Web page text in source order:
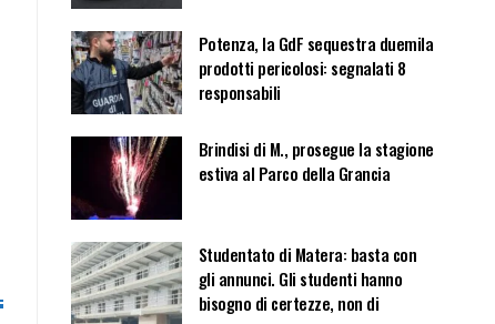
Potenza, la GdF sequestra duemila
prodotti pericolosi: segnalati 8
responsabili
Brindisi di M., prosegue la stagione
estiva al Parco della Grancia
Studentato di Matera: basta con
gli annunci. Gli studenti hanno
bisogno di certezze, non di